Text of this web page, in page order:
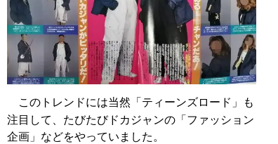
このトレンドには当然「ティーンズロード」も
注目して、たびたびドカジャンの「ファッション
企画」などをやっていました。